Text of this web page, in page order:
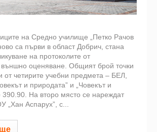
на Средно училище „Петко Рачов
са първи в област Добрич, стана
на протоколите от
оценяване. Общият брой точки
от четирите учебни предмета – БЕЛ,
и природата” и „Човекът и
390.90. На второ място се нареждат
„Хан Аспарух”, с...